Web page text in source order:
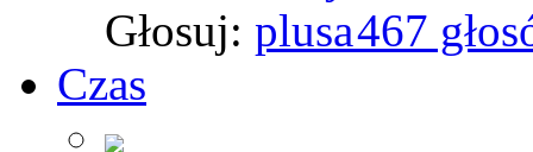
Głosuj:
467
Czas